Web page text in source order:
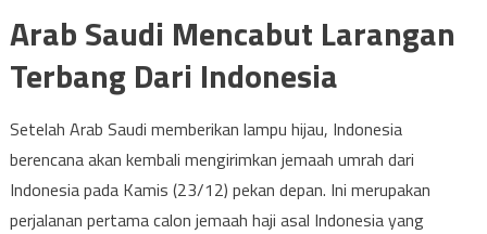
Arab Saudi Mencabut Larangan
Terbang Dari Indonesia
Setelah Arab Saudi memberikan lampu hijau, Indonesia
berencana akan kembali mengirimkan jemaah umrah dari
Indonesia pada Kamis (23/12) pekan depan. Ini merupakan
perjalanan pertama calon jemaah haji asal Indonesia yang